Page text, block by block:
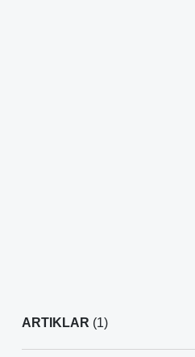
ARTIKLAR (1)